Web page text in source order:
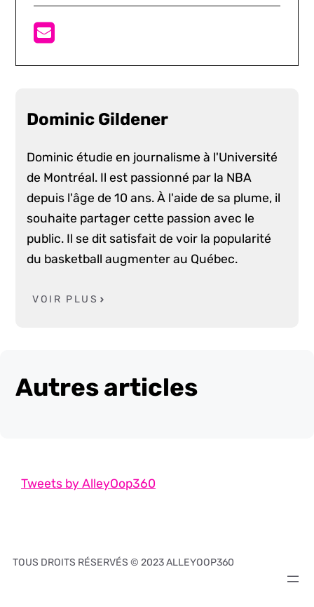
Dominic Gildener
Dominic étudie en journalisme à l'Université
de Montréal. Il est passionné par la NBA
depuis l'âge de 10 ans. À l'aide de sa plume, il
souhaite partager cette passion avec le
public. Il se dit satisfait de voir la popularité
du basketball augmenter au Québec.
VOIR PLUS
Autres articles
Tweets by AlleyOop360
TOUS DROITS RÉSERVÉS © 2023 ALLEYOOP360